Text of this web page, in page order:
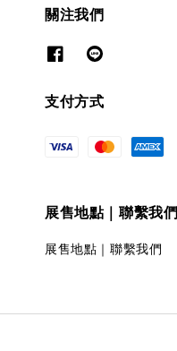
關注我們
支付方式
展售地點｜聯繫我們
展售地點｜聯繫我們